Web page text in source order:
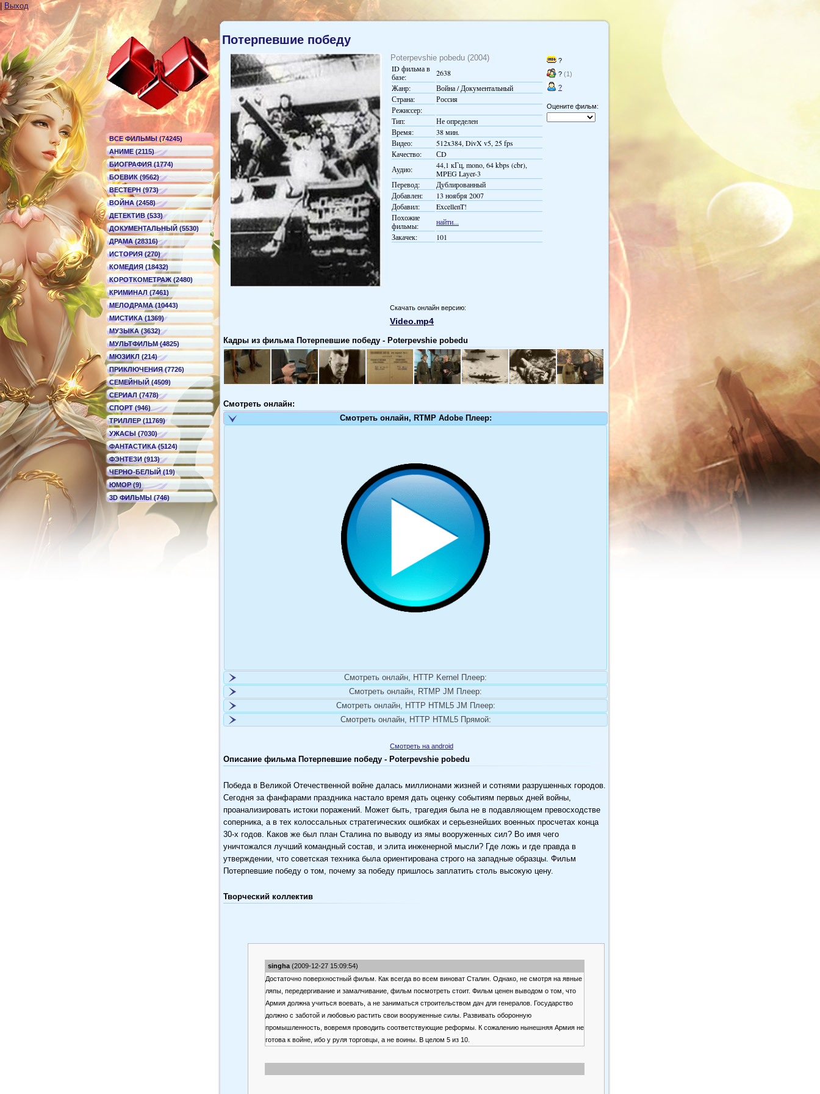
Выход
ВСЕ ФИЛЬМЫ (74245)
АНИМЕ (2115)
БИОГРАФИЯ (1774)
БОЕВИК (9562)
ВЕСТЕРН (973)
ВОЙНА (2458)
ДЕТЕКТИВ (533)
ДОКУМЕНТАЛЬНЫЙ (5530)
ДРАМА (28316)
ИСТОРИЯ (270)
КОМЕДИЯ (18432)
КОРОТКОМЕТРАЖ (2480)
КРИМИНАЛ (7461)
МЕЛОДРАМА (10443)
МИСТИКА (1369)
МУЗЫКА (3632)
МУЛЬТФИЛЬМ (4825)
МЮЗИКЛ (214)
ПРИКЛЮЧЕНИЯ (7726)
СЕМЕЙНЫЙ (4509)
СЕРИАЛ (7478)
СПОРТ (946)
ТРИЛЛЕР (11769)
УЖАСЫ (7030)
ФАНТАСТИКА (5124)
ФЭНТЕЗИ (913)
ЧЕРНО-БЕЛЫЙ (19)
ЮМОР (9)
3D ФИЛЬМЫ (746)
Потерпевшие победу
?
? (1)
?
Оцените фильм:
Poterpevshie pobedu (2004)
ID фильма в
базе:
2638
Жанр:
Война / Документальный
Страна:
Россия
Режиссер:
Тип:
Не определен
Время:
38 мин.
Видео:
512x384, DivX v5, 25 fps
Качество:
СD
Аудио:
44,1 кГц, mono, 64 kbps (cbr),
MPEG Layer-3
Перевод:
Дублированный
Добавлен:
13 ноября 2007
Добавил:
ExcellenT!
Похожие
фильмы:
найти...
Закачек:
101
Скачать онлайн версию:
Video.mp4
Кадры из фильма Потерпевшие победу - Poterpevshie pobedu
Смотреть онлайн:
Смотреть онлайн, RTMP Adobe Плеер:
Смотреть онлайн, HTTP Kernel Плеер:
Смотреть онлайн, RTMP JM Плеер:
Смотреть онлайн, HTTP HTML5 JM Плеер:
Смотреть онлайн, HTTP HTML5 Прямой:
Смотреть на android
Описание фильма Потерпевшие победу - Poterpevshie pobedu
Победа в Великой Отечественной войне далась миллионами жизней и сотнями разрушенных городов.
Сегодня за фанфарами праздника настало время дать оценку событиям первых дней войны,
проанализировать истоки поражений. Может быть, трагедия была не в подавляющем превосходстве
соперника, а в тех колоссальных стратегических ошибках и серьезнейших военных просчетах конца
30-х годов. Каков же был план Сталина по выводу из ямы вооруженных сил? Во имя чего
уничтожался лучший командный состав, и элита инженерной мысли? Где ложь и где правда в
утверждении, что советская техника была ориентирована строго на западные образцы. Фильм
Потерпевшие победу о том, почему за победу пришлось заплатить столь высокую цену.
Творческий коллектив
singha (2009-12-27 15:09:54)
Достаточно поверхностный фильм. Как всегда во всем виноват Сталин. Однако, не смотря на явные
ляпы, передергивание и замалчивание, фильм посмотреть стоит. Фильм ценен выводом о том, что
Армия должна учиться воевать, а не заниматься строительством дач для генералов. Государство
должно с заботой и любовью растить свои вооруженные силы. Развивать оборонную
промышленность, вовремя проводить соответствующие реформы. К сожалению нынешняя Армия не
готова к войне, ибо у руля торговцы, а не воины. В целом 5 из 10.